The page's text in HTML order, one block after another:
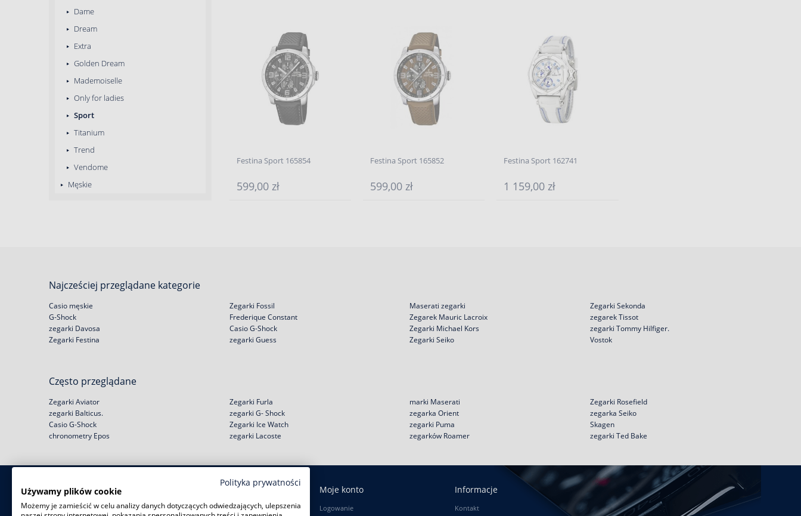
Dame
Dream
Extra
Golden Dream
Mademoiselle
Only for ladies
Sport
Titanium
Trend
Vendome
Męskie
Festina Sport 165854
599,00 zł
Festina Sport 165852
599,00 zł
Festina Sport 162741
1 159,00 zł
Najcześciej przeglądane kategorie
Casio męskie
G-Shock
zegarki Davosa
Zegarki Festina
Zegarki Fossil
Frederique Constant
Casio G-Shock
zegarki Guess
Maserati zegarki
Zegarek Mauric Lacroix
Zegarki Michael Kors
Zegarki Seiko
Zegarki Sekonda
zegarek Tissot
zegarki Tommy Hilfiger.
Vostok
Często przeglądane
Zegarki Aviator
zegarki Balticus.
Casio G-Shock
chronometry Epos
Zegarki Furla
zegarki G- Shock
Zegarki Ice Watch
zegarki Lacoste
marki Maserati
zegarka Orient
zegarki Puma
zegarków Roamer
Zegarki Rosefield
zegarka Seiko
Skagen
zegarki Ted Bake
Zakupy
Zwroty i wymiany
Reklamacje
Moje konto
Logowanie
Informacje
Kontakt
Polityka prywatności
Używamy plików cookie
Możemy je zamieścić w celu analizy danych dotyczących odwiedzających, ulepszenia